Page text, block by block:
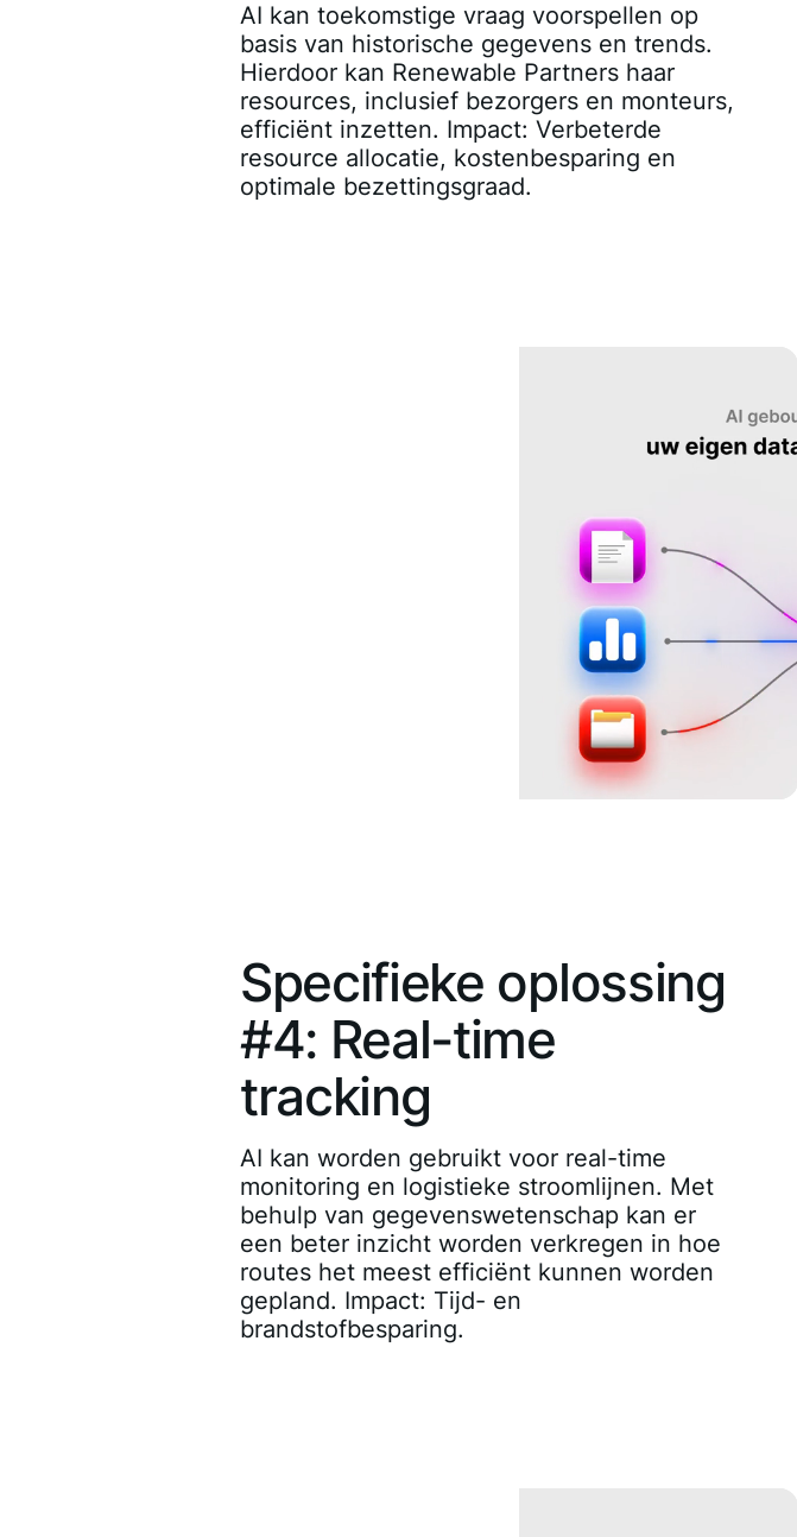
AI kan toekomstige vraag voorspellen op
basis van historische gegevens en trends.
Hierdoor kan Renewable Partners haar
resources, inclusief bezorgers en monteurs,
efficiënt inzetten. Impact: Verbeterde
resource allocatie, kostenbesparing en
optimale bezettingsgraad.
Specifieke oplossing
#4: Real-time
tracking
AI kan worden gebruikt voor real-time
monitoring en logistieke stroomlijnen. Met
behulp van gegevenswetenschap kan er
een beter inzicht worden verkregen in hoe
routes het meest efficiënt kunnen worden
gepland. Impact: Tijd- en
brandstofbesparing.